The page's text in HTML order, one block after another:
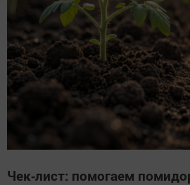
Чек‑лист: помогаем